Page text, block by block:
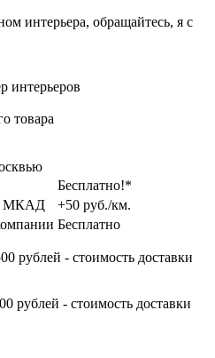
интерьера, обращайтесь, я с
интерьеров
товара
Бесплатно!*
МКАД
+50 руб./км.
Бесплатно
рублей - стоимость доставки
рублей - стоимость доставки